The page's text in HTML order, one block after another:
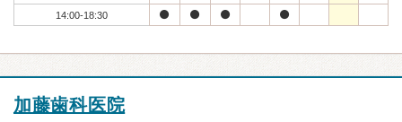
14:00-18:30
加藤歯科医院